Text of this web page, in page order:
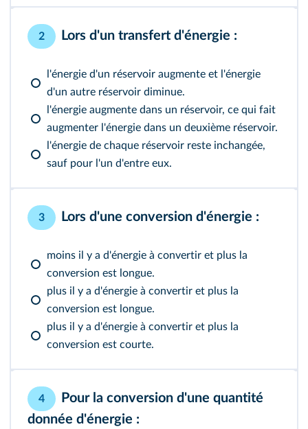
2 Lors d'un transfert d'énergie :
l'énergie d'un réservoir augmente et l'énergie
d'un autre réservoir diminue.
l'énergie augmente dans un réservoir, ce qui fait
augmenter l'énergie dans un deuxième réservoir.
l'énergie de chaque réservoir reste inchangée,
sauf pour l'un d'entre eux.
3 Lors d'une conversion d'énergie :
moins il y a d'énergie à convertir et plus la
conversion est longue.
plus il y a d'énergie à convertir et plus la
conversion est longue.
plus il y a d'énergie à convertir et plus la
conversion est courte.
4
Pour la conversion d'une quantité
donnée d'énergie :